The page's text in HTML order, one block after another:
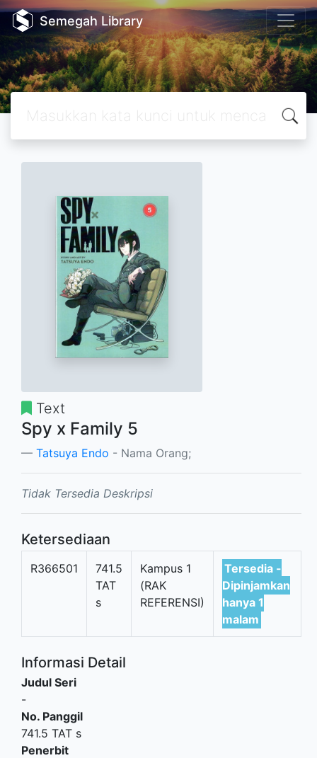
Semegah Library
Text
Spy x Family 5
Tatsuya Endo - Nama Orang;
Tidak Tersedia Deskripsi
Ketersediaan
R366501
741.5
TAT
s
Kampus 1
(RAK
REFERENSI)
Tersedia -
Dipinjamkan
hanya 1
malam
Informasi Detail
Judul Seri
-
No. Panggil
741.5 TAT s
Penerbit